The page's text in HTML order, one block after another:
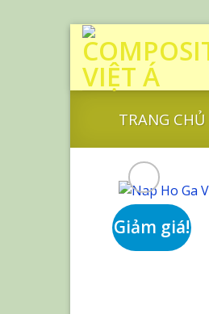
Skip
content
TRANG CHỦ
Giảm giá!